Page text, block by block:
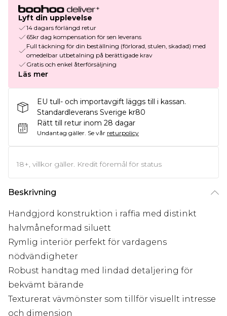
Lyft din upplevelse
14 dagars förlängd retur
65kr dag kompensation för sen leverans
Full täckning för din beställning (förlorad, stulen, skadad) med
omedelbar utbetalning på berättigade krav
Gratis och enkel återförsäljning
Läs mer
EU tull- och importavgift läggs till i kassan.
Standardleverans Sverige kr80
Rätt till retur inom 28 dagar
Undantag gäller. Se vår returpolicy
18+, villkor gäller. Kredit föremål för status
Beskrivning
Handgjord konstruktion i raffia med distinkt
halvmåneformad siluett
Rymlig interiör perfekt för vardagens
nödvändigheter
Robust handtag med lindad detaljering för
bekvämt bärande
Texturerat vävmönster som tillför visuellt intresse
och dimension